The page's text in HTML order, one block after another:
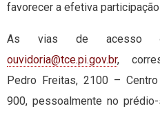
favorecer a efetiva participação
As vias de acesso
ouvidoria@tce.pi.gov.br,
Pedro Freitas, 2100 –
900, pessoalmente no